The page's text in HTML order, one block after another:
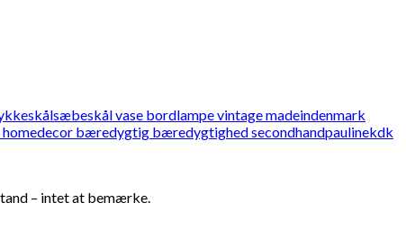
– intet at bemærke.